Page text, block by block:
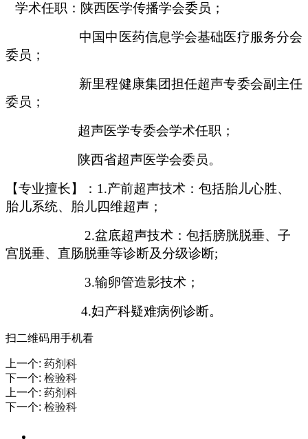
学术任职：陕西医学传播学会委员；
中国中医药信息学会基础医疗服务分会
委员；
新里程健康集团担任超声专委会副主任
委员；
超声医学专委会学术任职；
陕西省超声医学会委员。
【专业擅长】：1.产前超声技术：包括胎儿心胜、
胎儿系统、胎儿四维超声；
2.盆底超声技术：包括膀胱脱垂、子
宫脱垂、直肠脱垂等诊断及分级诊断;
3.输卵管造影技术；
4.妇产科疑难病例诊断。
扫二维码用手机看
上一个: 药剂科
下一个: 检验科
上一个: 药剂科
下一个: 检验科